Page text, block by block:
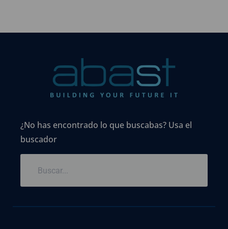
¿No has encontrado lo que buscabas? Usa el
buscador